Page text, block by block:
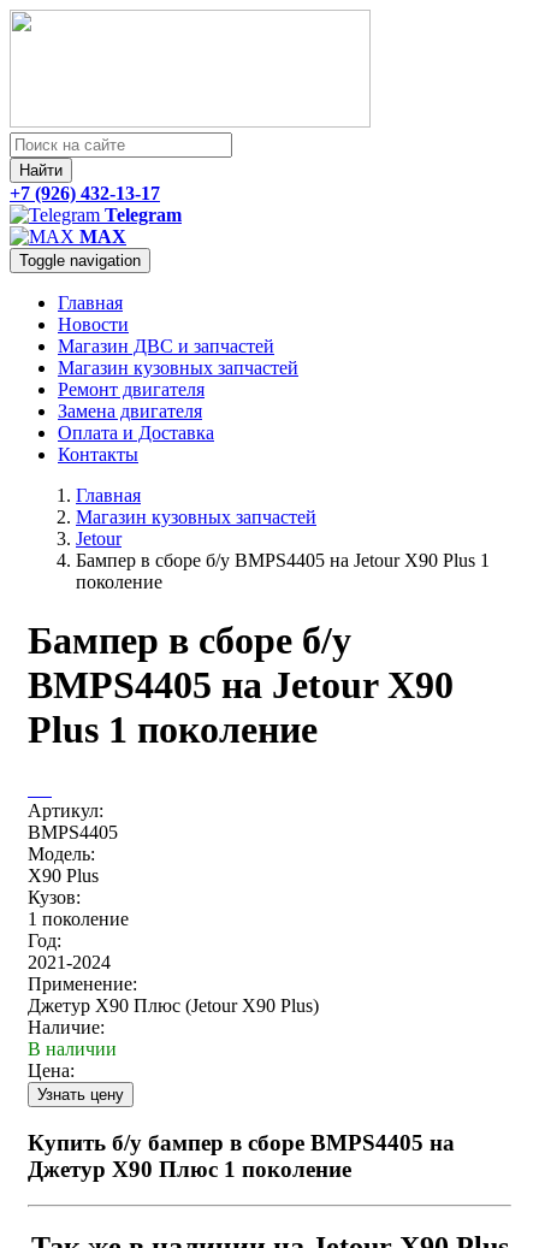
Найти
+7 (926) 432-13-17
Telegram
MAX
Toggle navigation
Главная
Новости
Магазин ДВС и запчастей
Магазин кузовных запчастей
Ремонт двигателя
Замена двигателя
Оплата и Доставка
Контакты
Главная
Магазин кузовных запчастей
Jetour
Бампер в сборе б/у BMPS4405 на Jetour X90 Plus 1
поколение
Бампер в сборе б/у
BMPS4405 на Jetour X90
Plus 1 поколение
Артикул:
BMPS4405
Модель:
X90 Plus
Кузов:
1 поколение
Год:
2021-2024
Применение:
Джетур Х90 Плюс (Jetour X90 Plus)
Наличие:
В наличии
Цена:
Купить б/у бампер в сборе BMPS4405 на
Джетур Х90 Плюс 1 поколение